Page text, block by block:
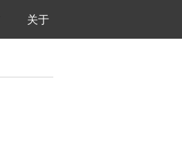
关于